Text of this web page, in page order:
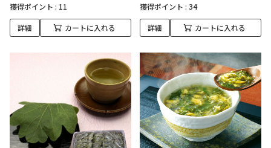
獲得ポイント : 11
詳細 カートに入れる
獲得ポイント : 34
詳細 カートに入れる